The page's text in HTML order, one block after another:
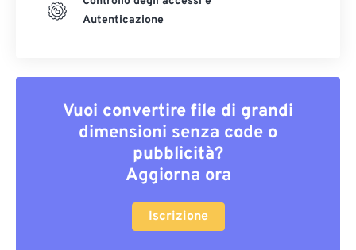
Autenticazione
Vuoi convertire file di grandi
dimensioni senza code o
pubblicità?
Aggiorna ora
Iscrizione